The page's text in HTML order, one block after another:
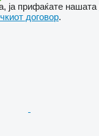
ја прифаќате нашата
договор.